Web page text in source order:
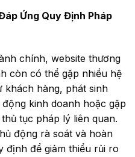
Ứng Quy Định Pháp
chính, website thương
còn có thể gặp nhiều hệ
khách hàng, phát sinh
kinh doanh hoặc gặp
tục pháp lý liên quan.
động rà soát và hoàn
định để giảm thiểu rủi ro